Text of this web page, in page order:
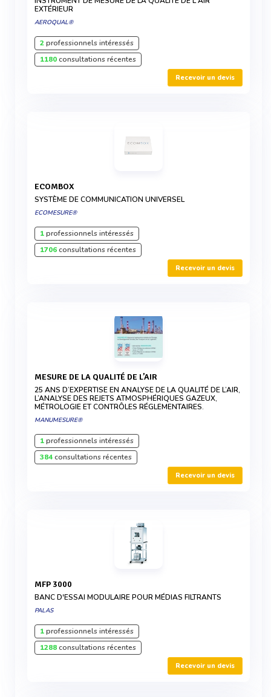
EXTÉRIEUR
AEROQUAL®
2professionnels intéressés
1180consultations récentes
Recevoir un devis
ECOMBOX
SYSTÈME DE COMMUNICATION UNIVERSEL
ECOMESURE®
1professionnels intéressés
1706consultations récentes
Recevoir un devis
MESURE DE LA QUALITÉ DE L’AIR
25 ANS D’EXPERTISE EN ANALYSE DE LA QUALITÉ DE L’AIR,
L’ANALYSE DES REJETS ATMOSPHÉRIQUES GAZEUX,
MÉTROLOGIE ET CONTRÔLES RÉGLEMENTAIRES.
MANUMESURE®
1professionnels intéressés
384consultations récentes
Recevoir un devis
MFP 3000
BANC D'ESSAI MODULAIRE POUR MÉDIAS FILTRANTS
PALAS
1professionnels intéressés
1288consultations récentes
Recevoir un devis